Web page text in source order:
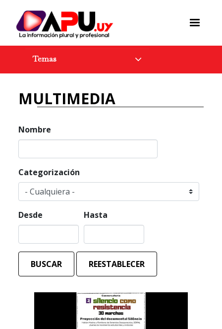
Temas
MULTIMEDIA
Nombre
Categorización
Desde Hasta
BUSCAR REESTABLECER